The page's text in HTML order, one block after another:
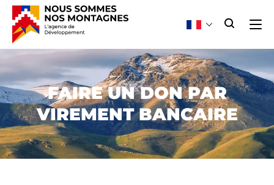
FAIRE UN DON PAR
VIREMENT BANCAIRE